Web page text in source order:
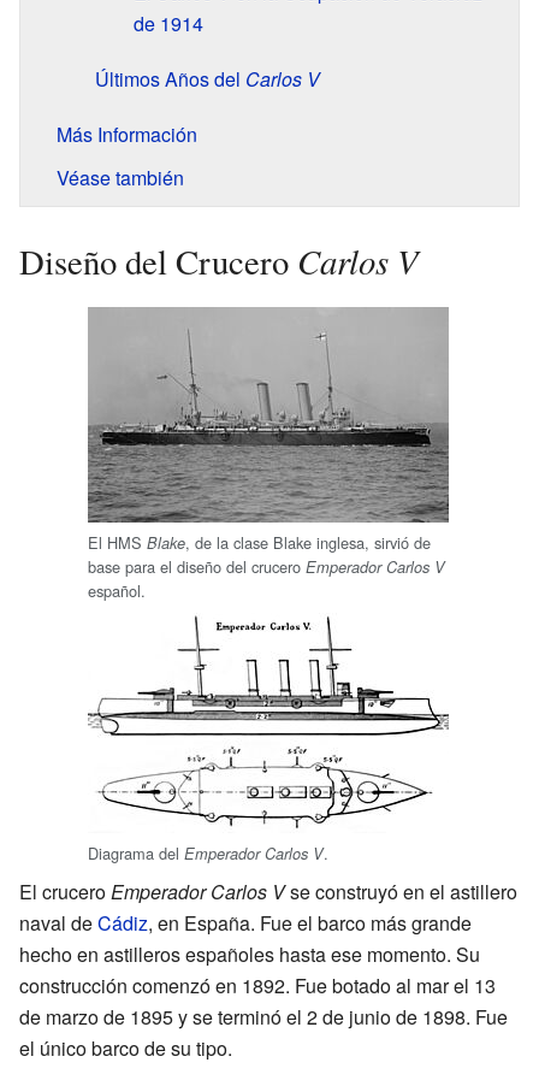
de 1914
Últimos Años del Carlos V
Más Información
Véase también
Diseño del Crucero Carlos V
El HMS Blake, de la clase Blake inglesa, sirvió de
base para el diseño del crucero Emperador Carlos V
español.
Diagrama del Emperador Carlos V.
El cruceroEmperador Carlos Vse construyó en el astillero
naval deCádiz, en España. Fue el barco más grande
hecho en astilleros españoles hasta ese momento. Su
construcción comenzó en 1892. Fue botado al mar el 13
de marzo de 1895 y se terminó el 2 de junio de 1898. Fue
el único barco de su tipo.